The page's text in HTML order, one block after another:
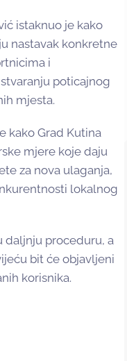
istaknuo je kako
nastavak konkretne
i
poticajnog
mjesta.
kako Grad Kutina
mjere koje daju
za nova ulaganja,
lokalnog
daljnju proceduru, a
bit će objavljeni
korisnika.